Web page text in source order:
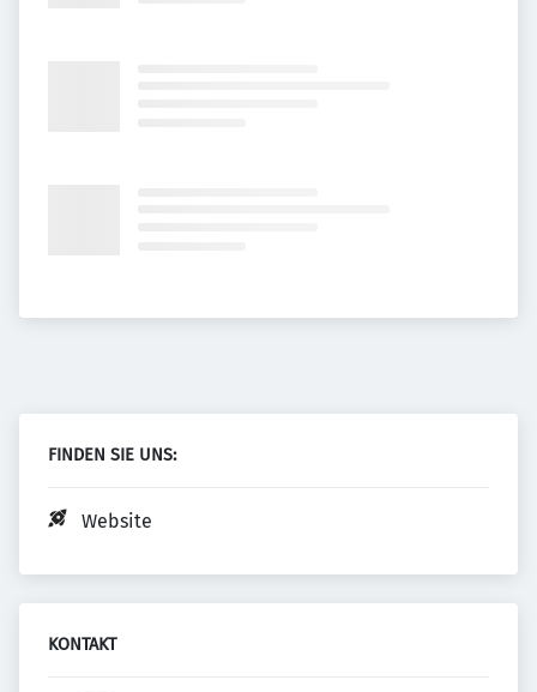
FINDEN SIE UNS:
Website
KONTAKT